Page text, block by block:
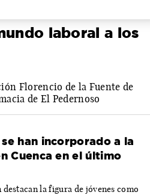
laboral a los
Florencio de la Fuente de
de El Pedernoso
han incorporado a la
Cuenca en el último
la figura de jóvenes como